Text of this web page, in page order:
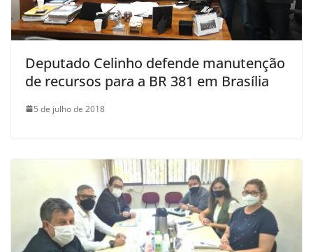
Deputado Celinho defende manutenção
de recursos para a BR 381 em Brasília
5 de julho de 2018